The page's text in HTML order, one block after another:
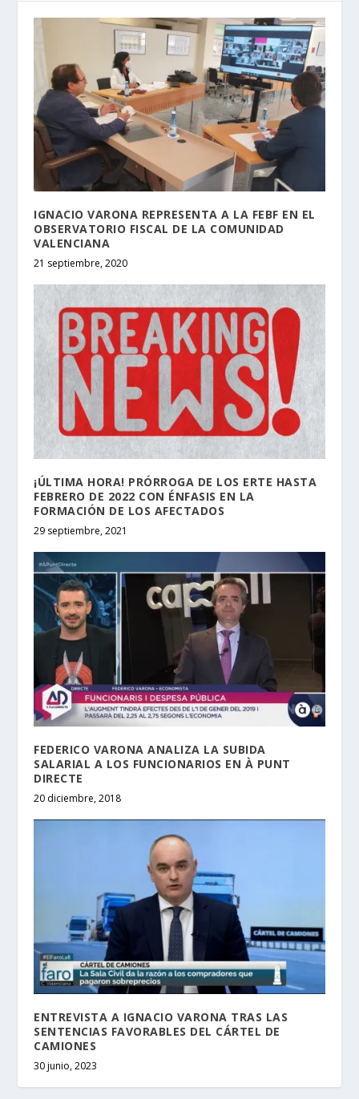
IGNACIO VARONA REPRESENTA A LA FEBF EN EL
OBSERVATORIO FISCAL DE LA COMUNIDAD
VALENCIANA
21 septiembre, 2020
¡ÚLTIMA HORA! PRÓRROGA DE LOS ERTE HASTA
FEBRERO DE 2022 CON ÉNFASIS EN LA
FORMACIÓN DE LOS AFECTADOS
29 septiembre, 2021
FEDERICO VARONA ANALIZA LA SUBIDA
SALARIAL A LOS FUNCIONARIOS EN À PUNT
DIRECTE
20 diciembre, 2018
ENTREVISTA A IGNACIO VARONA TRAS LAS
SENTENCIAS FAVORABLES DEL CÁRTEL DE
CAMIONES
30 junio, 2023